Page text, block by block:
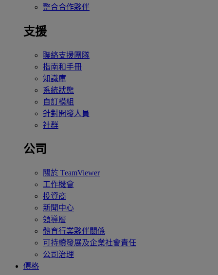
整合合作夥伴
支援
聯絡支援團隊
指南和手冊
知識庫
系統狀態
自訂模組
針對開發人員
社群
公司
關於 TeamViewer
工作機會
投資商
新聞中心
領導層
體育行業夥伴關係
可持續發展及企業社會責任
公司治理
價格